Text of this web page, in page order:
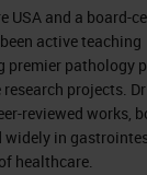
USA and a board-
active teaching
premier pathology
projects.
reviewed works,
widely in
healthcare.